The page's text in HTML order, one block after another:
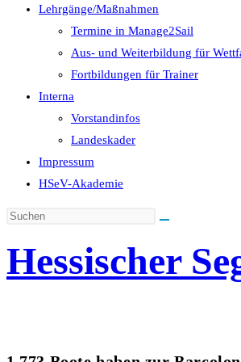
Lehrgänge/Maßnahmen
Termine in Manage2Sail
Aus- und Weiterbildung für
Fortbildungen für Trainer
Interna
Vorstandinfos
Landeskader
Impressum
HSeV-Akademie
Hessischer